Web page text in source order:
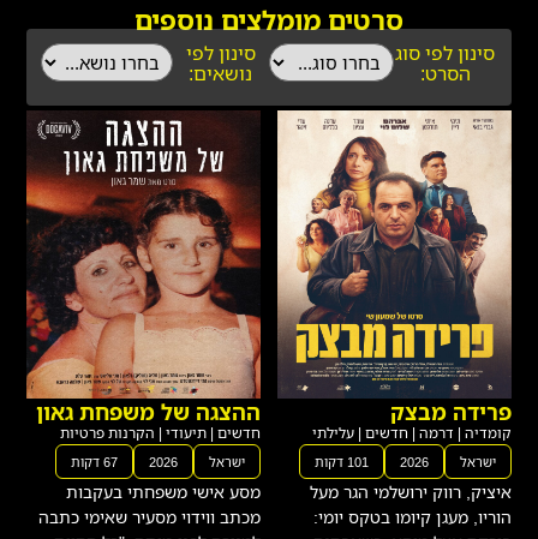
סרטים מומלצים נוספים
סינון לפי
נושאים:
סינון לפי סוג
הסרט:
פרידה מבצק
קומדיה | דרמה | חדשים |עלילתי
ישראל 2026 101 דקות
איציק, רווק ירושלמי הגר מעל
הוריו, מעגן קיומו בטקס יומי:
ההצגה של משפחת גאון
חדשים | תיעודי | הקרנות פרטיות
ישראל 2026 67 דקות
מסע אישי משפחתי בעקבות
מכתב ווידוי מסעיר שאימי כתבה